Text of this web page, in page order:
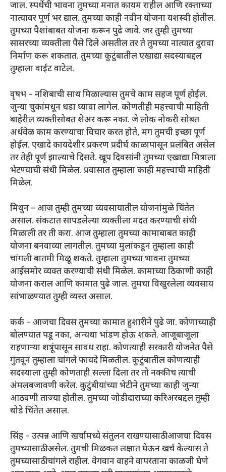
जाल. स्पर्धेची भावना तुमच्या मनात कायम राहील आणि रक्ताच्या
नात्यावर पूर्ण भर द्याल. तुमच्या काही नवीन योजना यशस्वी होतील.
तुमच्या पैशांबाबत योजना करून पुढे जावे. जर तुम्ही तुमच्या
सासरच्या व्यक्तीला पैसे दिले असतील तर ते तुमच्या नात्यात दुरावा
निर्माण करू शकतात. तुमच्या कुटुंबातील एखाद्या सदस्याबद्दल
तुम्हाला वाईट वाटेल.
वृषभ – नशिबाची साथ मिळाल्यास तुमचे काम सहज पूर्ण होईल.
जुन्या चुकांमधून धडा घ्यावा लागेल. कोणतीही महत्त्वाची माहिती
बाहेरील व्यक्तीसोबत शेअर करू नका. जे लोक नोकरी सोबत
अर्धवेळ काम करण्याचा विचार करत होते, मग तुमची इच्छा पूर्ण
होईल. एखादे कायदेशीर प्रकरण प्रदीर्घ काळापासून प्रलंबित असेल
तर तेही पूर्ण झाल्याचे दिसते. खूप दिवसांनी तुमच्या एखाद्या मित्राला
भेटण्याची संधी मिळेल. प्रवासात तुम्हाला काही महत्त्वाची माहिती
मिळेल.
मिथुन – आज तुम्ही तुमच्या व्यवसायातील योजनांमुळे चिंतेत
असाल. संकटात सापडलेल्या व्यक्तीला मदत करण्याची संधी
मिळाली तर ती करा. आज तुम्हाला तुमच्या कामाबाबत काही
योजना बनवाव्या लागतील. तुमच्या मुलांकडून तुम्हाला काही
चांगली बातमी मिळू शकते. तुम्हाला तुमच्या भावना तुमच्या
आईसमोर व्यक्त करण्याची संधी मिळेल. कामाच्या ठिकाणी काही
योजना कराल आणि कामात पुढे जाल. तुमचा विखुरलेला व्यवसाय
सांभाळण्यात तुम्ही व्यस्त असाल.
कर्क – आजचा दिवस तुमच्या कामात हुशारीने पुढे जा. कोणाच्याही
बोलण्यात पडू नका, अन्यथा भांडण होऊ शकते. आजूबाजूला
राहणाऱ्या शत्रूंपासून सावध राहा. कोणत्याही सरकारी योजनेत पैसे
गुंतवून तुम्हाला चांगले फायदे मिळतील. कुटुंबातील कोणत्याही
सदस्याला तुम्ही कोणताही सल्ला दिला तर तो नक्कीच त्याची
अंमलबजावणी करेल. कुटुंबीयांच्या भेटीने तुमच्या काही जुन्या
आठवणी ताज्या होतील. तुमच्या जोडीदाराच्या करिअरबद्दल तुम्ही
थोडे चिंतेत असाल.
सिंह – उत्पन्न आणि खर्चामध्ये संतुलन राखण्यासाठी आजचा दिवस
तुमच्यासाठी असेल. तुमची मिळकत लक्षात घेऊन खर्च केल्यास ते
तुमच्यासाठी चांगले राहील. वेगवान वाहने वापरताना काळजी घेणे